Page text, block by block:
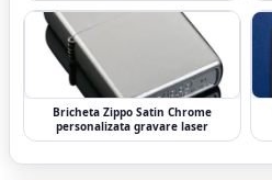
Bricheta Zippo Satin Chrome
personalizata gravare laser